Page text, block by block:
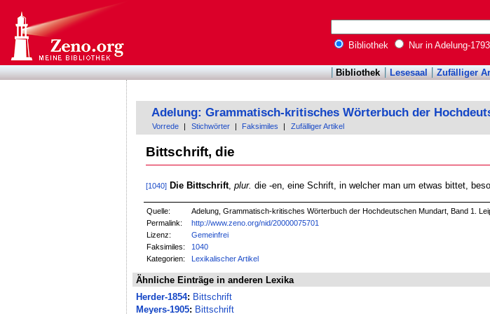
Bibliothek Nur in Adelung-1793
Bibliothek Lesesaal Zufälliger
Adelung: Grammatisch-kritisches Wörterbuch der
Vorrede Stichwörter Faksimiles Zufälliger Artikel
Bittschrift, die
[1040] Die Bittschrift, plur. die -en, eine Schrift, in welcher man um etwas bittet,
Quelle:
Adelung, Grammatisch-kritisches Wörterbuch der Hochdeutschen Mundart, Band 1.
Permalink:
http://www.zeno.org/nid/20000075701
Lizenz:
Gemeinfrei
Faksimiles:
1040
Kategorien:
Lexikalischer Artikel
Ähnliche Einträge in anderen Lexika
Herder-1854: Bittschrift
Meyers-1905: Bittschrift